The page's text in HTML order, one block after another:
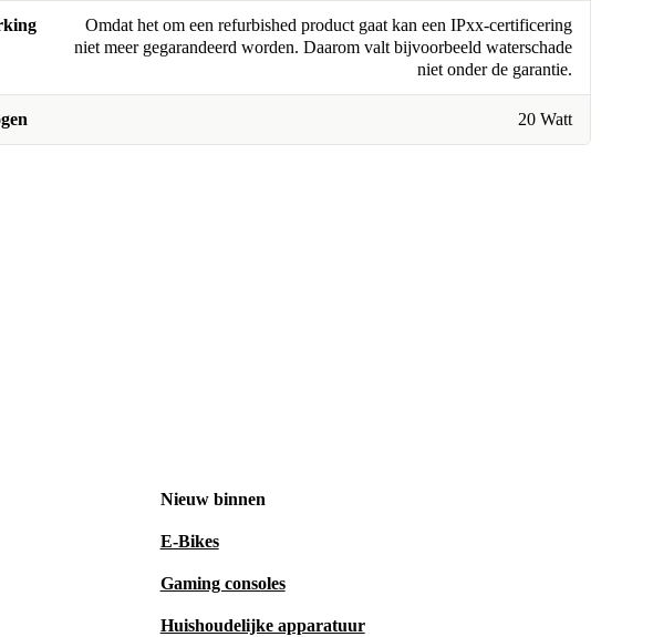
Omdat het om een refurbished product gaat kan een IPxx-certificering
niet meer gegarandeerd worden. Daarom valt bijvoorbeeld waterschade
niet onder de garantie.
20 Watt
Nieuw binnen
E-Bikes
Gaming consoles
Huishoudelijke apparatuur